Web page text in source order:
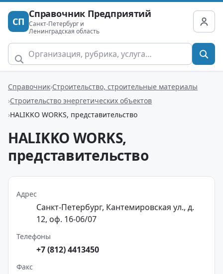
СП
Справочник Предприятий
Санкт-Петербург и
Ленинградская область
Справочник Строительство, строительные материалы
Строительство энергетических объектов
HALIKKO WORKS, представительство
HALIKKO WORKS,
представительство
Адрес
Санкт-Петербург, Кантемировская ул., д.
12, оф. 16-06/07
Телефоны
+7 (812) 4413450
Факс